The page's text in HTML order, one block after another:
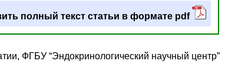
полный текст статьи в формате pdf
ФГБУ “Эндокринологический научный центр”